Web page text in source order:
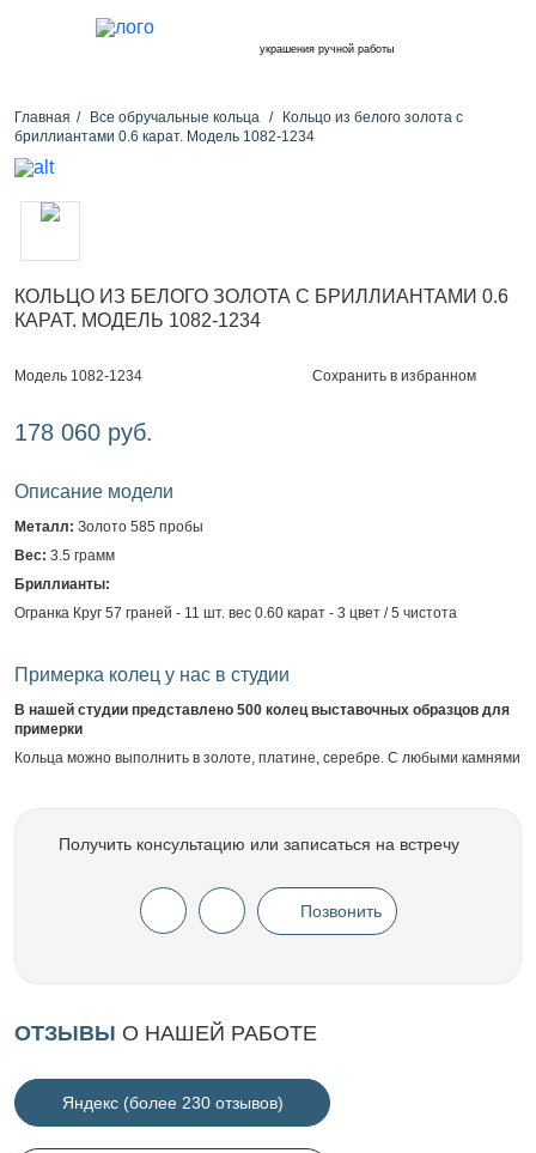
украшения ручной работы
Главная Все обручальные кольца
Кольцо из белого золота с
бриллиантами 0.6 карат. Модель 1082-1234
КОЛЬЦО ИЗ БЕЛОГО ЗОЛОТА С БРИЛЛИАНТАМИ 0.6
КАРАТ. МОДЕЛЬ 1082-1234
Модель 1082-1234 Сохранить в избранном
178 060 руб.
Описание модели
Металл: Золото 585 пробы
Вес: 3.5 грамм
Бриллианты:
Огранка Круг 57 граней - 11 шт. вес 0.60 карат - 3 цвет / 5 чистота
Примерка колец у нас в студии
В нашей студии представлено 500 колец выставочных образцов для
примерки
Кольца можно выполнить в золоте, платине, серебре. С любыми камнями
Получить консультацию или записаться на встречу
Позвонить
ОТЗЫВЫ О НАШЕЙ РАБОТЕ
Яндекс (более 230 отзывов)